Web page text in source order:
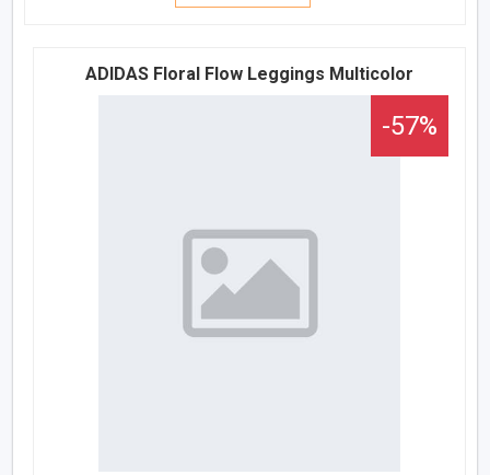
ADIDAS Floral Flow Leggings Multicolor
-57%